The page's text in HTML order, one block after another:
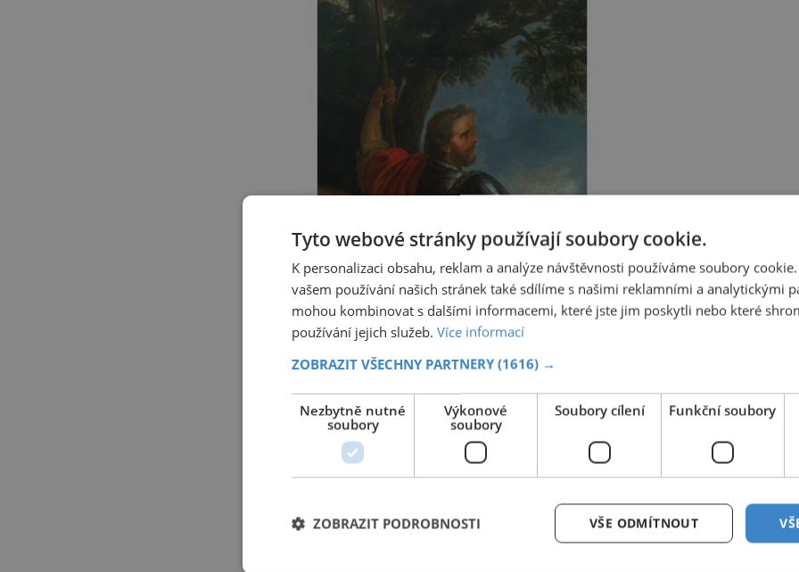
Tyto webové stránky používají soubory cookie.
K personalizaci obsahu, reklam a analýze návštěvnosti používáme soubory
vašem používání našich stránek také sdílíme s našimi reklamními a analytickými
mohou kombinovat s dalšími informacemi, které jste jim poskytli nebo které
používání jejich služeb. Více informací
ZOBRAZIT VŠECHNY PARTNERY (1616) →
Nezbytně nutné
soubory
Výkonové
soubory
Soubory cílení Funkční soubory
VŠE ODMÍTNOUT
ZOBRAZIT PODROBNOSTI